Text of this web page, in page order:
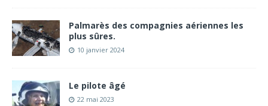
Palmarès des compagnies aériennes les
plus sûres.
10 janvier 2024
Le pilote âgé
22 mai 2023